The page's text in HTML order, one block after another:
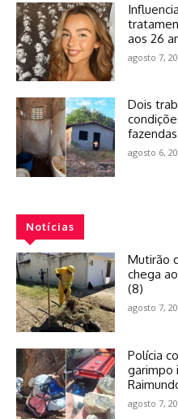
aos 26
agosto 7,
Dois
agosto 6,
Notícias
Mutirão
chega
(8)
agosto 7,
Polícia
garimpo
agosto 7,